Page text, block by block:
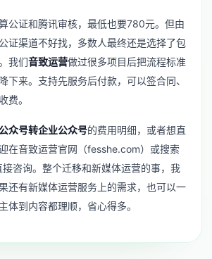
公证和腾讯审核，最低也要780元。但由
证渠道不好找，多数人最终还是选择了包
我们音致运营做过很多项目后把流程标准
下来。支持先服务后付款，可以签合同、
费。
众号转企业公众号的费用明细，或者想直
在音致运营官网（fesshe.com）或搜索
接咨询。整个迁移和新媒体运营的事，我
还有新媒体运营服务 上的需求，也可以一
体到内容都理顺，省心得多。